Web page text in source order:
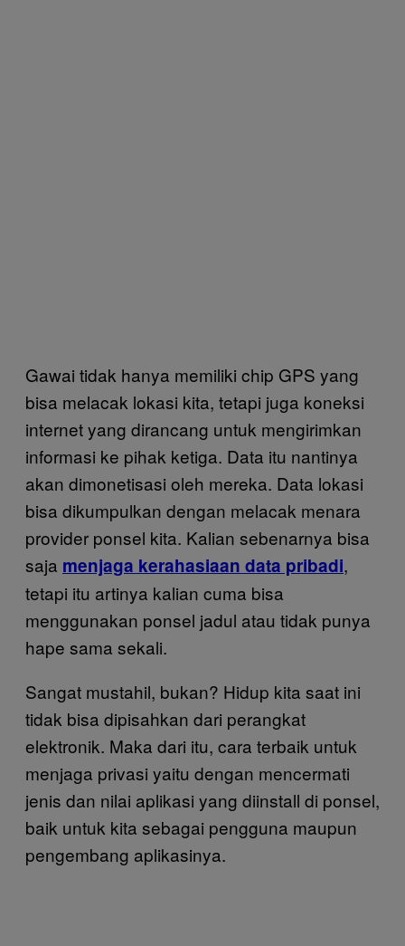
Gawai tidak hanya memiliki chip GPS yang
bisa melacak lokasi kita, tetapi juga koneksi
internet yang dirancang untuk mengirimkan
informasi ke pihak ketiga. Data itu nantinya
akan dimonetisasi oleh mereka. Data lokasi
bisa dikumpulkan dengan melacak menara
provider ponsel kita. Kalian sebenarnya bisa
saja menjaga kerahasiaan data pribadi,
tetapi itu artinya kalian cuma bisa
menggunakan ponsel jadul atau tidak punya
hape sama sekali.
Sangat mustahil, bukan? Hidup kita saat ini
tidak bisa dipisahkan dari perangkat
elektronik. Maka dari itu, cara terbaik untuk
menjaga privasi yaitu dengan mencermati
jenis dan nilai aplikasi yang diinstall di ponsel,
baik untuk kita sebagai pengguna maupun
pengembang aplikasinya.